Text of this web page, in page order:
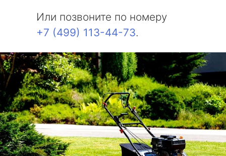
Или позвоните по номеру
+7 (499) 113-44-73.